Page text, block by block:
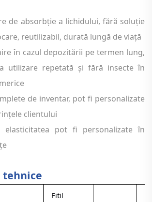
de absorbție a lichidului, fără soluție
reutilizabil, durată lungă de viață
în cazul depozitării pe termen lung,
utilizare repetată și fără insecte în
de inventar, pot fi personalizate
clientului
elasticitatea pot fi personalizate în
Fitil